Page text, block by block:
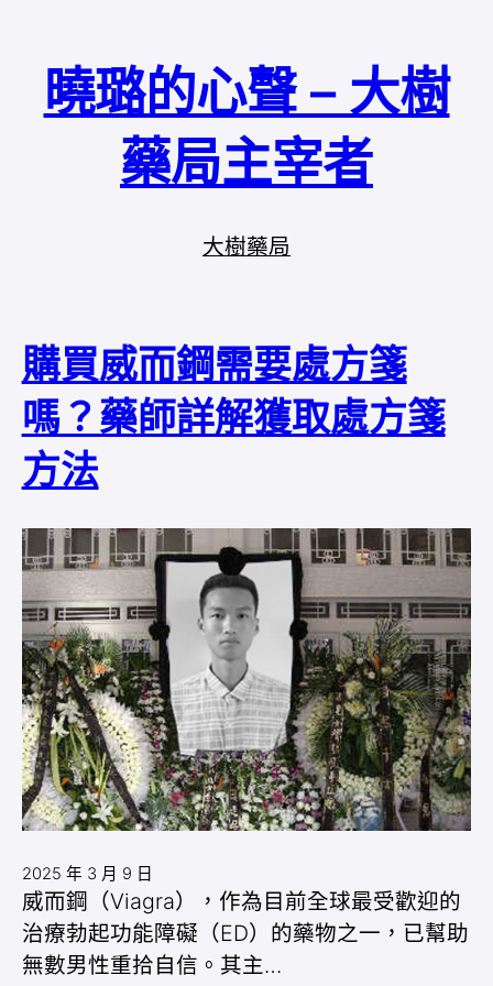
曉璐的心聲 – 大樹
藥局主宰者
大樹藥局
購買威而鋼需要處方箋
嗎？藥師詳解獲取處方箋
方法
2025 年 3 月 9 日
威而鋼（Viagra），作為目前全球最受歡迎的
治療勃起功能障礙（ED）的藥物之一，已幫助
無數男性重拾自信。其主…